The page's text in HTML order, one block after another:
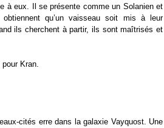
à eux. Il se présente comme un Solanien et
qu’un vaisseau soit mis à leur
ils cherchent à partir, ils sont maîtrisés et
Kran.
cités erre dans la galaxie Vayquost. Une